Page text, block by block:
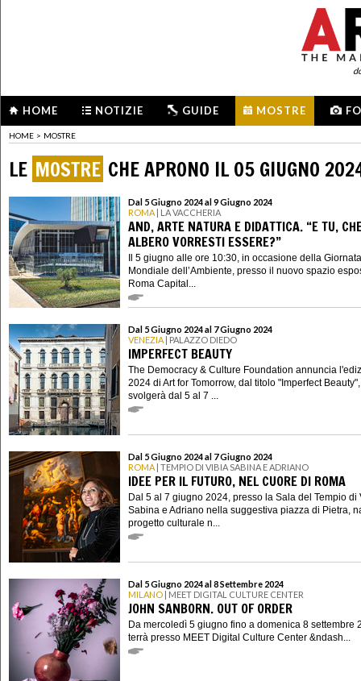
HOME NOTIZIE GUIDE MOSTRE
HOME > MOSTRE
LE MOSTRE CHE APRONO IL 05 GIUGNO
Dal 5 Giugno 2024 al 9 Giugno 2024
ROMA | LA VACCHERIA
AND, ARTE NATURA E DIDATTICA. “E TU,
ALBERO VORRESTI ESSERE?”
Il 5 giugno alle ore 10:30, in occasione della Giornata
Mondiale dell’Ambiente, presso il nuovo spazio
Roma Capital...
Dal 5 Giugno 2024 al 7 Giugno 2024
VENEZIA | PALAZZO DIEDO
IMPERFECT BEAUTY
The Democracy & Culture Foundation annuncia
2024 di Art for Tomorrow, dal titolo "Imperfect
svolgerà dal 5 al 7 ...
Dal 5 Giugno 2024 al 7 Giugno 2024
ROMA | TEMPIO DI VIBIA SABINA E ADRIANO
IDEE PER IL FUTURO, NEL CUORE DI ROMA
Dal 5 al 7 giugno 2024, presso la Sala del Tempio di
Sabina e Adriano nella suggestiva piazza di Pietra,
progetto culturale n...
Dal 5 Giugno 2024 al 8 Settembre 2024
MILANO | MEET DIGITAL CULTURE CENTER
JOHN SANBORN. OUT OF ORDER
Da mercoledì 5 giugno fino a domenica 8 settembre
terrà presso MEET Digital Culture Center &ndash...